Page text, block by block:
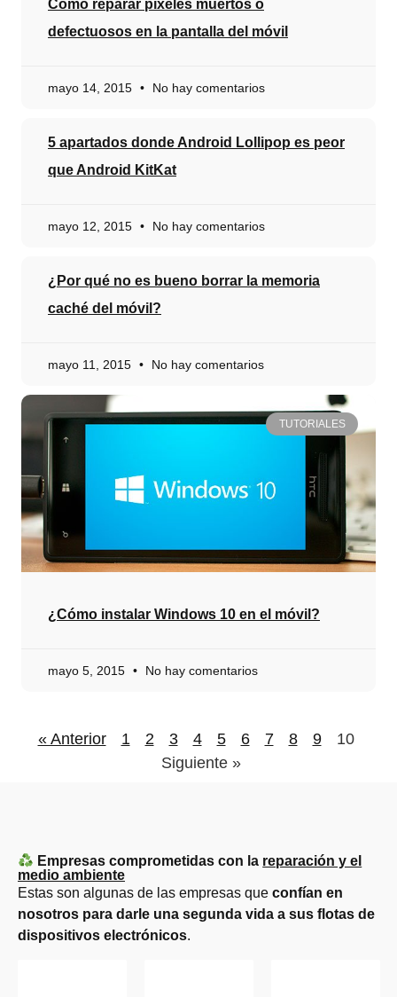
Cómo reparar píxeles muertos o
defectuosos en la pantalla del móvil
mayo 14, 2015 No hay comentarios
5 apartados donde Android Lollipop es peor
que Android KitKat
mayo 12, 2015 No hay comentarios
¿Por qué no es bueno borrar la memoria
caché del móvil?
mayo 11, 2015 No hay comentarios
TUTORIALES
¿Cómo instalar Windows 10 en el móvil?
mayo 5, 2015 No hay comentarios
« Anterior 1 2 3 4 5 6 7 8 9
10
Siguiente »
Empresas comprometidas con la reparación y el
medio ambiente
Estas son algunas de las empresas que confían en
nosotros para darle una segunda vida a sus flotas de
dispositivos electrónicos.